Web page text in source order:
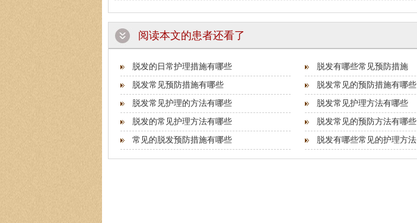
阅读本文的患者还看了
脱发的日常护理措施有哪些 脱发有哪些常见预防措施
脱发常见预防措施有哪些 脱发常见的预防措施有哪些
脱发常见护理的方法有哪些 脱发常见护理方法有哪些
脱发的常见护理方法有哪些 脱发常见的预防方法有哪些
常见的脱发预防措施有哪些 脱发有哪些常见的护理方法